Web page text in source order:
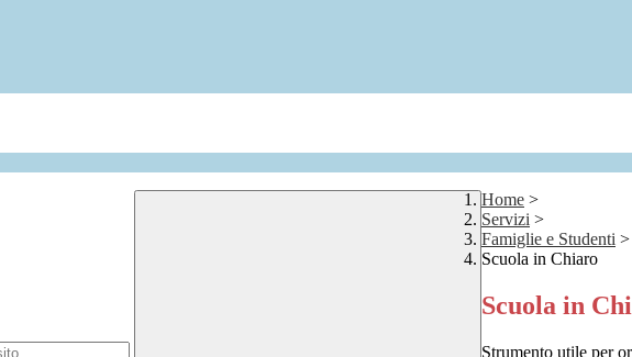
Home >
Servizi >
Famiglie e Studenti >
Scuola in Chiaro
Scuola in
Strumento utile per